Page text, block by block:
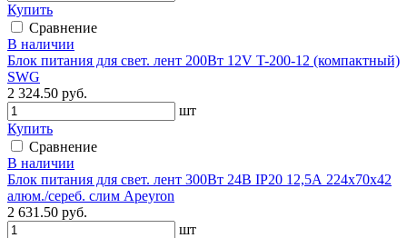
Купить
Сравнение
В наличии
Блок питания для свет. лент 200Вт 12V T-200-12 (компактный)
SWG
2 324.50 руб.
шт
Купить
Сравнение
В наличии
Блок питания для свет. лент 300Вт 24В IP20 12,5А 224х70х42
алюм./сереб. слим Apeyron
2 631.50 руб.
шт